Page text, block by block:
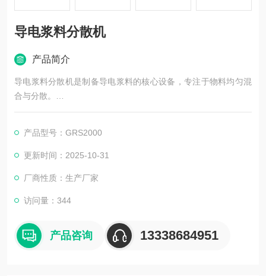
导电浆料分散机
产品简介
导电浆料分散机是制备导电浆料的核心设备，专注于物料均匀混
合与分散。
它通过高剪切力、撞击力作用，将导电粉体（如炭黑、石墨烯）
性稳定。设备常带温控与真空脱泡功能，适配锂电池、电子浆料
等领域，保障下游产品性能。
产品型号：GRS2000
更新时间：2025-10-31
厂商性质：生产厂家
访问量：344
产品咨询 13338684951